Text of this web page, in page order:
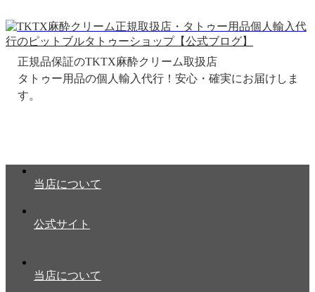
正規品保証のTKTX麻酔クリーム取扱店
当店について
公式サイト
当店について